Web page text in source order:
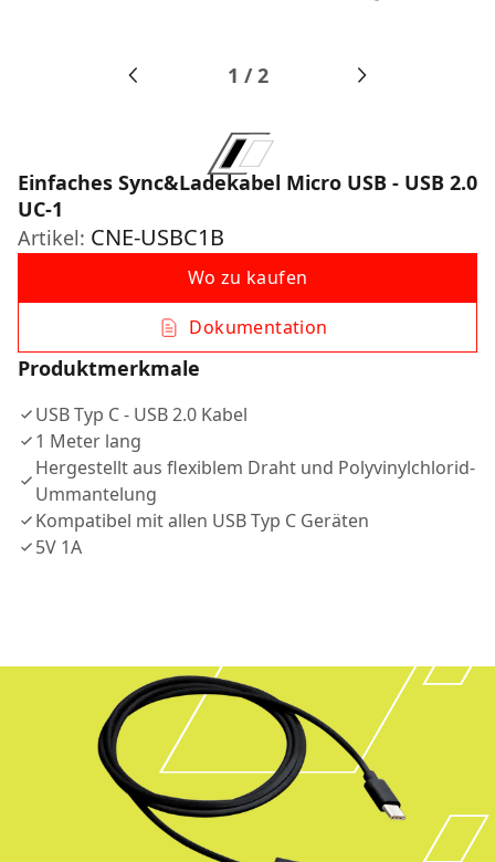
1 /2
Einfaches Sync&Ladekabel Micro USB - USB 2.0
UC-1
Artikel: CNE-USBC1B
Wo zu kaufen
Dokumentation
Produktmerkmale
USB Typ C - USB 2.0 Kabel
1 Meter lang
Hergestellt aus flexiblem Draht und Polyvinylchlorid-
Ummantelung
Kompatibel mit allen USB Typ C Geräten
5V 1A